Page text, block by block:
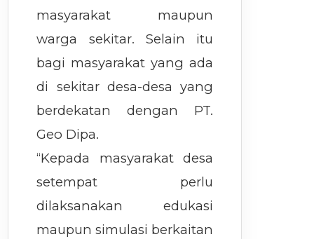
masyarakat maupun
warga sekitar. Selain itu
bagi masyarakat yang ada
di sekitar desa-desa yang
berdekatan dengan PT.
Geo Dipa.
“Kepada masyarakat desa
setempat perlu
dilaksanakan edukasi
maupun simulasi berkaitan